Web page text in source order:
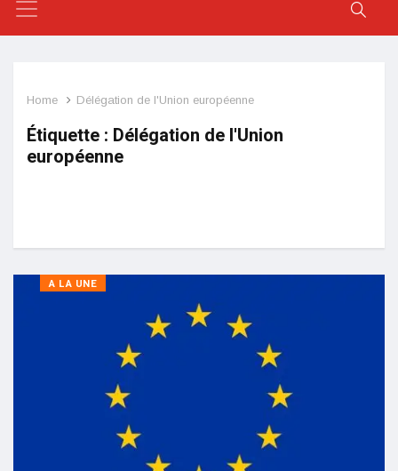
Home Délégation de l'Union européenne
Étiquette : Délégation de l'Union
européenne
A LA UNE